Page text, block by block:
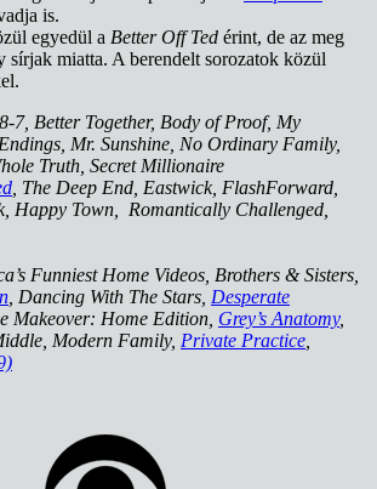
is.
egyedül a Better Off Ted érint, de az meg
sírjak miatta. A berendelt sorozatok közül
7, Better Together, Body of Proof, My
Mr. Sunshine, No Ordinary Family,
Truth, Secret Millionaire
, The Deep End, Eastwick, FlashForward,
Happy Town, Romantically Challenged,
Funniest Home Videos, Brothers & Sisters,
, Dancing With The Stars, Desperate
Makeover: Home Edition, Grey’s Anatomy,
Modern Family, Private Practice